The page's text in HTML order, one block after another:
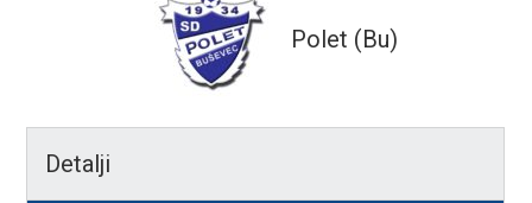
Polet (Bu)
Detalji